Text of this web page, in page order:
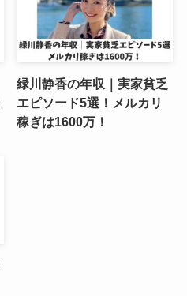
緑川静香の年収｜実家貧乏
エピソード5選！メルカリ
稼ぎは1600万！